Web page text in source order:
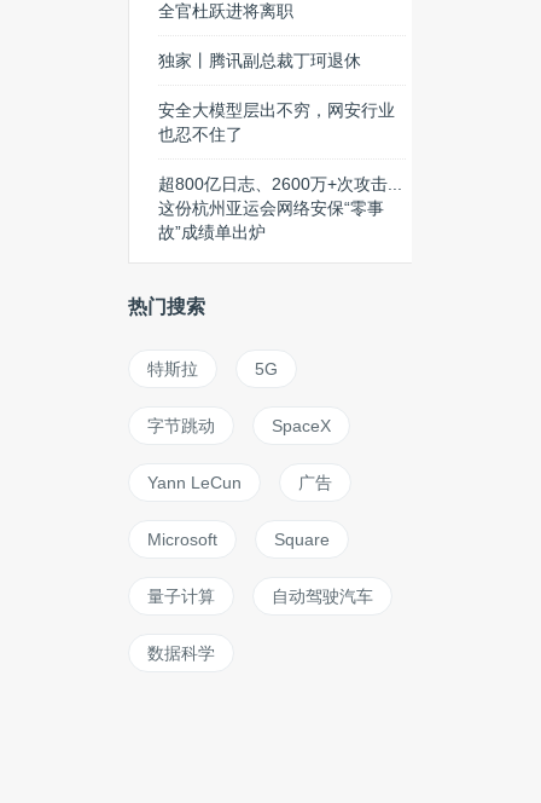
全官杜跃进将离职
独家丨腾讯副总裁丁珂退休
安全大模型层出不穷，网安行业
也忍不住了
超800亿日志、2600万+次攻击...
这份杭州亚运会网络安保“零事
故”成绩单出炉
热门搜索
特斯拉 5G
字节跳动 SpaceX
Yann LeCun 广告
Microsoft Square
量子计算 自动驾驶汽车
数据科学